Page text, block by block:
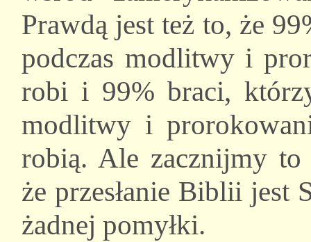
Prawdą jest też to, że
podczas modlitwy i
robi i 99% braci,
modlitwy i
robią. Ale zacznijmy to
że przesłanie Biblii jest
żadnej pomyłki.